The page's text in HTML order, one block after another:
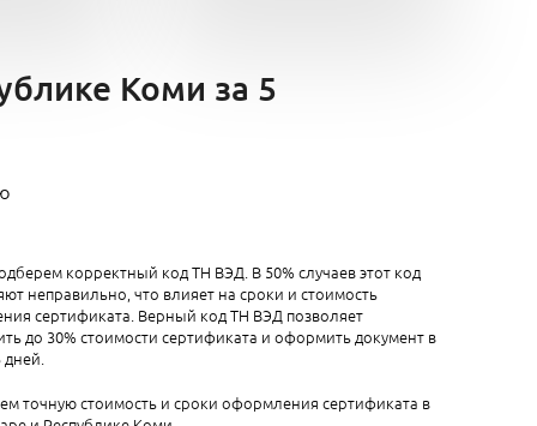
Коми за 5
корректный код ТН ВЭД. В 50% случаев этот код
неправильно, что влияет на сроки и стоимость
сертификата. Верный код ТН ВЭД позволяет
до 30% стоимости сертификата и оформить документ в
дней.
точную стоимость и сроки оформления сертификата в